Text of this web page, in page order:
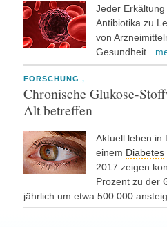
Jeder
Antibiotika zu
von
Gesundheit.
FORSCHUNG ,
Chronische Glukose-
Alt betreffen
Aktuell leben in
einem Diabetes
2017 zeigen
Prozent zu der
jährlich um etwa 500.000